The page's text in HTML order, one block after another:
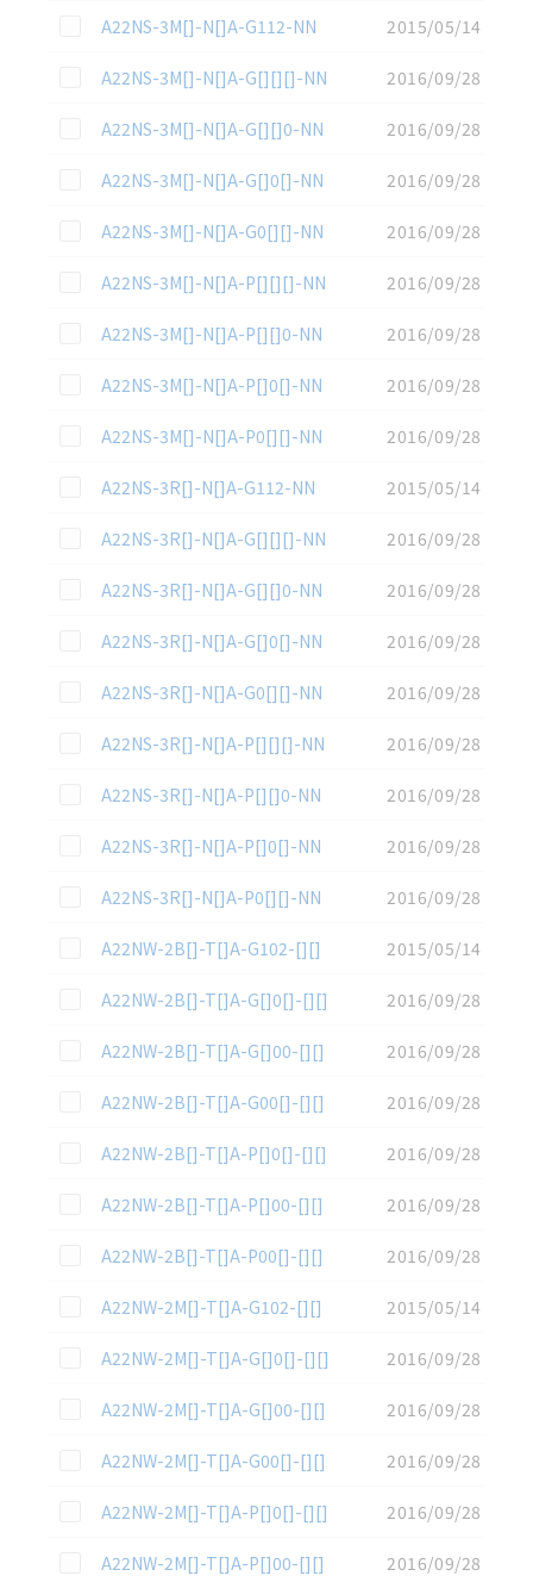
この資料を選択
A22NS-3M[]-N[]A-G112-NN
2015/05/14
この資料を選択
A22NS-3M[]-N[]A-G[][][]-NN
2016/09/28
この資料を選択
A22NS-3M[]-N[]A-G[][]0-NN
2016/09/28
この資料を選択
A22NS-3M[]-N[]A-G[]0[]-NN
2016/09/28
この資料を選択
A22NS-3M[]-N[]A-G0[][]-NN
2016/09/28
この資料を選択
A22NS-3M[]-N[]A-P[][][]-NN
2016/09/28
この資料を選択
A22NS-3M[]-N[]A-P[][]0-NN
2016/09/28
この資料を選択
A22NS-3M[]-N[]A-P[]0[]-NN
2016/09/28
この資料を選択
A22NS-3M[]-N[]A-P0[][]-NN
2016/09/28
この資料を選択
A22NS-3R[]-N[]A-G112-NN
2015/05/14
この資料を選択
A22NS-3R[]-N[]A-G[][][]-NN
2016/09/28
この資料を選択
A22NS-3R[]-N[]A-G[][]0-NN
2016/09/28
この資料を選択
A22NS-3R[]-N[]A-G[]0[]-NN
2016/09/28
この資料を選択
A22NS-3R[]-N[]A-G0[][]-NN
2016/09/28
この資料を選択
A22NS-3R[]-N[]A-P[][][]-NN
2016/09/28
この資料を選択
A22NS-3R[]-N[]A-P[][]0-NN
2016/09/28
この資料を選択
A22NS-3R[]-N[]A-P[]0[]-NN
2016/09/28
この資料を選択
A22NS-3R[]-N[]A-P0[][]-NN
2016/09/28
この資料を選択
A22NW-2B[]-T[]A-G102-[][]
2015/05/14
この資料を選択
A22NW-2B[]-T[]A-G[]0[]-[][]
2016/09/28
この資料を選択
A22NW-2B[]-T[]A-G[]00-[][]
2016/09/28
この資料を選択
A22NW-2B[]-T[]A-G00[]-[][]
2016/09/28
この資料を選択
A22NW-2B[]-T[]A-P[]0[]-[][]
2016/09/28
この資料を選択
A22NW-2B[]-T[]A-P[]00-[][]
2016/09/28
この資料を選択
A22NW-2B[]-T[]A-P00[]-[][]
2016/09/28
この資料を選択
A22NW-2M[]-T[]A-G102-[][]
2015/05/14
この資料を選択
A22NW-2M[]-T[]A-G[]0[]-[][]
2016/09/28
この資料を選択
A22NW-2M[]-T[]A-G[]00-[][]
2016/09/28
この資料を選択
A22NW-2M[]-T[]A-G00[]-[][]
2016/09/28
この資料を選択
A22NW-2M[]-T[]A-P[]0[]-[][]
2016/09/28
この資料を選択
A22NW-2M[]-T[]A-P[]00-[][]
2016/09/28